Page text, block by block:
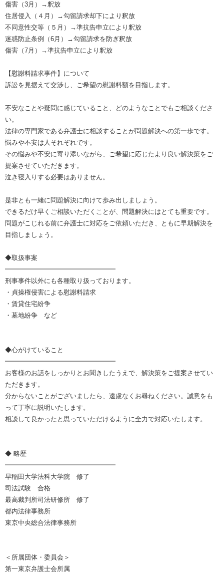
傷害（3月）→釈放
住居侵入（４月）→勾留請求却下により釈放
不同意性交等（５月）→準抗告申立により釈放
迷惑防止条例（6月）→勾留請求を防ぎ釈放
傷害（7月）→準抗告申立により釈放
【慰謝料請求事件】について
訴訟を見据えて交渉し、ご希望の慰謝料額を目指します。
不安なことや疑問に感じていること、どのようなことでもご相談くださ
い。
法律の専門家である弁護士に相談することが問題解決への第一歩です。
悩みや不安は人それぞれです。
その悩みや不安に寄り添いながら、ご希望に応じたより良い解決策をご
提案させていただきます。
泣き寝入りする必要はありません。
是非とも一緒に問題解決に向けて歩み出しましょう。
できるだけ早くご相談いただくことが、問題解決にはとても重要です。
問題がこじれる前に弁護士に対応をご依頼いただき、ともに早期解決を
目指しましょう。
◆取扱事案
━━━━━━━━━━━━━━━━━
刑事事件以外にも各種取り扱っております。
・貞操権侵害による慰謝料請求
・賃貸住宅紛争
・墓地紛争 など
◆心がけていること
━━━━━━━━━━━━━━━━━
お客様のお話をしっかりとお聞きしたうえで、解決策をご提案させてい
ただきます。
分からないことがございましたら、遠慮なくお尋ねください。誠意をも
って丁寧に説明いたします。
相談して良かったと思っていただけるように全力で対応いたします。
◆ 略歴
━━━━━━━━━━━━━━━━━
早稲田大学法科大学院 修了
司法試験 合格
最高裁判所司法研修所 修了
都内法律事務所
東京中央総合法律事務所
＜所属団体・委員会＞
第一東京弁護士会所属